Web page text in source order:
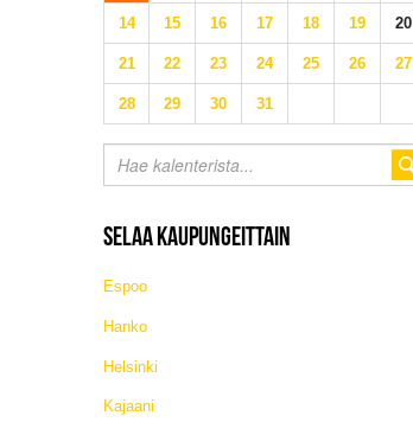
14 15 16 17 18 19 20
21 22 23 24 25 26 27
28 29 30 31
SELAA KAUPUNGEITTAIN
Espoo
Hanko
Helsinki
Kajaani